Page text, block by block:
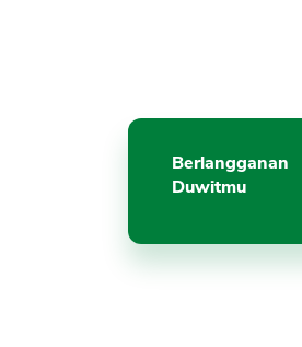
Berlangganan
Duwitmu